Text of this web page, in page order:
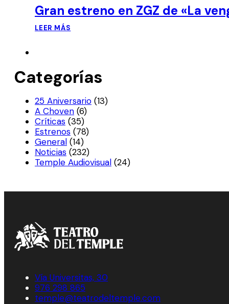
Gran estreno en ZGZ de «La
LEER MÁS
Categorías
25 Aniversario (13)
A Choven (6)
Críticas (35)
Estrenos (78)
General (14)
Noticias (232)
Temple Audiovisual (24)
Vía Universitas, 30
976 298 865
temple@teatrodeltemple.com